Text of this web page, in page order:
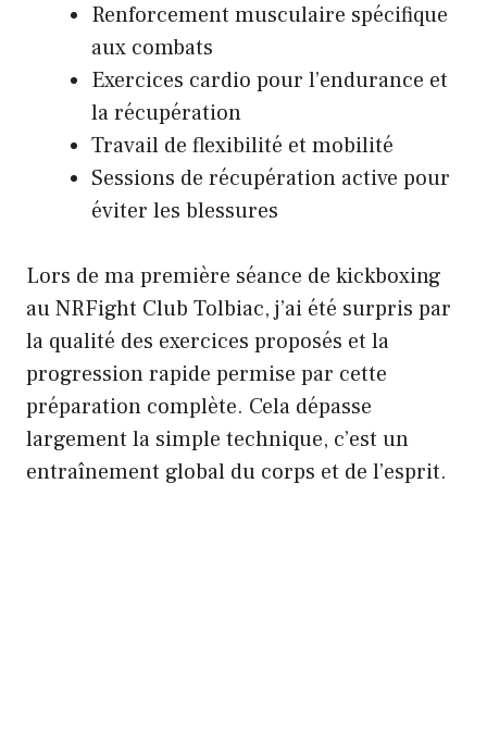
Renforcement musculaire spécifique
aux combats
Exercices cardio pour l’endurance et
la récupération
Travail de flexibilité et mobilité
Sessions de récupération active pour
éviter les blessures
Lors de ma première séance de kickboxing
au NRFight Club Tolbiac, j’ai été surpris par
la qualité des exercices proposés et la
progression rapide permise par cette
préparation complète. Cela dépasse
largement la simple technique, c’est un
entraînement global du corps et de l’esprit.